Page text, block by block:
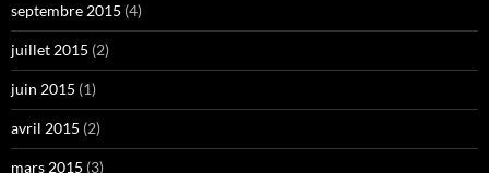
septembre 2015 (4)
juillet 2015 (2)
juin 2015 (1)
avril 2015 (2)
mars 2015 (3)